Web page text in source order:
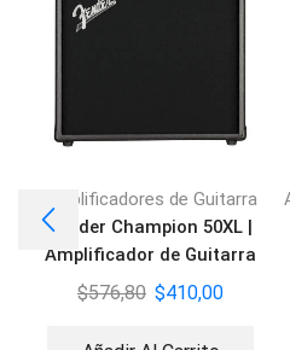
Amplificadores de Guitarra
Fender Champion 50XL |
Amplificador de Guitarra
$576,80 $410,00